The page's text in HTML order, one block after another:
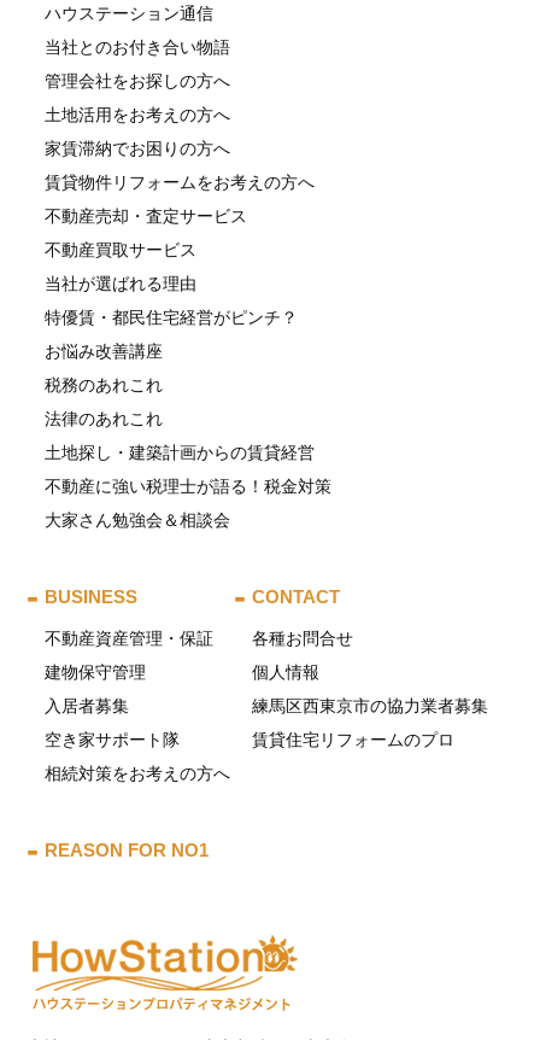
ハウステーション通信
当社とのお付き合い物語
管理会社をお探しの方へ
土地活用をお考えの方へ
家賃滞納でお困りの方へ
賃貸物件リフォームをお考えの方へ
不動産売却・査定サービス
不動産買取サービス
当社が選ばれる理由
特優賃・都民住宅経営がピンチ？
お悩み改善講座
税務のあれこれ
法律のあれこれ
土地探し・建築計画からの賃貸経営
不動産に強い税理士が語る！税金対策
大家さん勉強会＆相談会
BUSINESS
不動産資産管理・保証
建物保守管理
入居者募集
空き家サポート隊
相続対策をお考えの方へ
REASON FOR NO1
CONTACT
各種お問合せ
個人情報
練馬区西東京市の協力業者募集
賃貸住宅リフォームのプロ